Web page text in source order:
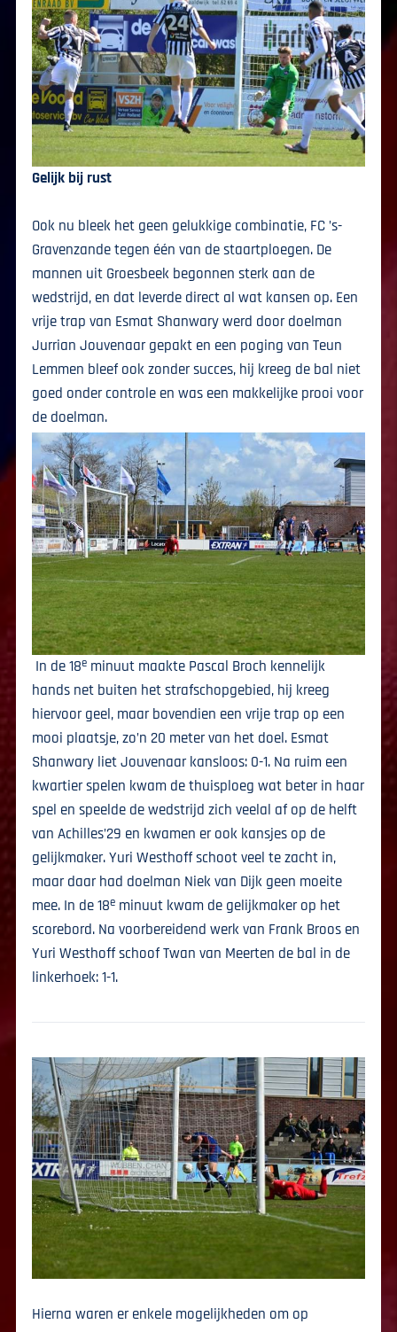
Gelijk bij rust
Ook nu bleek het geen gelukkige combinatie, FC ’s-
Gravenzande tegen één van de staartploegen. De
mannen uit Groesbeek begonnen sterk aan de
wedstrijd, en dat leverde direct al wat kansen op. Een
vrije trap van Esmat Shanwary werd door doelman
Jurrian Jouvenaar gepakt en een poging van Teun
Lemmen bleef ook zonder succes, hij kreeg de bal niet
goed onder controle en was een makkelijke prooi voor
de doelman.
In de 18e minuut maakte Pascal Broch kennelijk
hands net buiten het strafschopgebied, hij kreeg
hiervoor geel, maar bovendien een vrije trap op een
mooi plaatsje, zo’n 20 meter van het doel. Esmat
Shanwary liet Jouvenaar kansloos: 0-1. Na ruim een
kwartier spelen kwam de thuisploeg wat beter in haar
spel en speelde de wedstrijd zich veelal af op de helft
van Achilles’29 en kwamen er ook kansjes op de
gelijkmaker. Yuri Westhoff schoot veel te zacht in,
maar daar had doelman Niek van Dijk geen moeite
mee. In de 18e minuut kwam de gelijkmaker op het
scorebord. Na voorbereidend werk van Frank Broos en
Yuri Westhoff schoof Twan van Meerten de bal in de
linkerhoek: 1-1.
Hierna waren er enkele mogelijkheden om op